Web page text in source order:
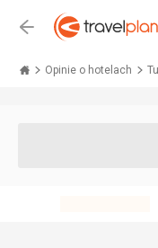
Wstecz
Opinie o hotelach